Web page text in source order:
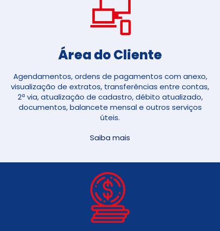
Área do Cliente
Agendamentos, ordens de pagamentos com anexo,
visualização de extratos, transferências entre contas,
2ª via, atualização de cadastro, débito atualizado,
documentos, balancete mensal e outros serviços
úteis.
Saiba mais